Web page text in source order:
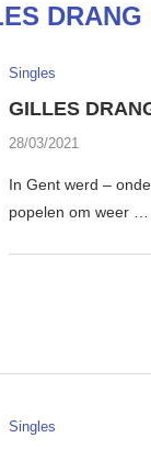
DRANG
Singles
GILLES
28/03/2021
In Gent werd –
popelen om weer …
Singles